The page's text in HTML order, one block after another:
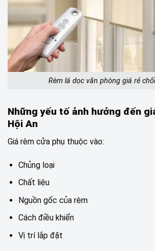
Rèm lá dọc văn phòng giá rẻ
Những yếu tố ảnh hưởng đến
Hội An
Giá rèm cửa phụ thuộc vào:
Chủng loại
Chất liệu
Nguồn gốc của rèm
Cách điều khiển
Vị trí lắp đặt